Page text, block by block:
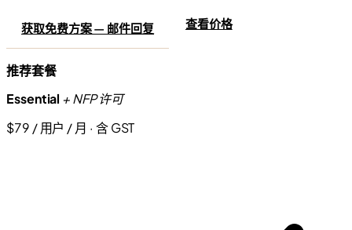
获取免费方案 — 邮件回复 查看价格
推荐套餐
Essential + NFP 许可
$79 / 用户 / 月 · 含 GST